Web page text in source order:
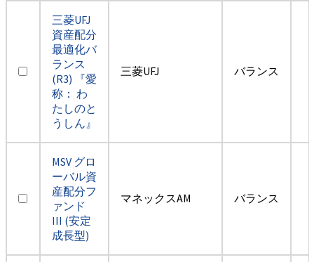
三菱UFJ
資産配分
最適化バ
ランス
(R3) 『愛
称： わ
たしのと
うしん』
三菱UFJ バランス
MSV グロ
ーバル資
産配分フ
ァンド
III (安定
成長型)
マネックスAM バランス